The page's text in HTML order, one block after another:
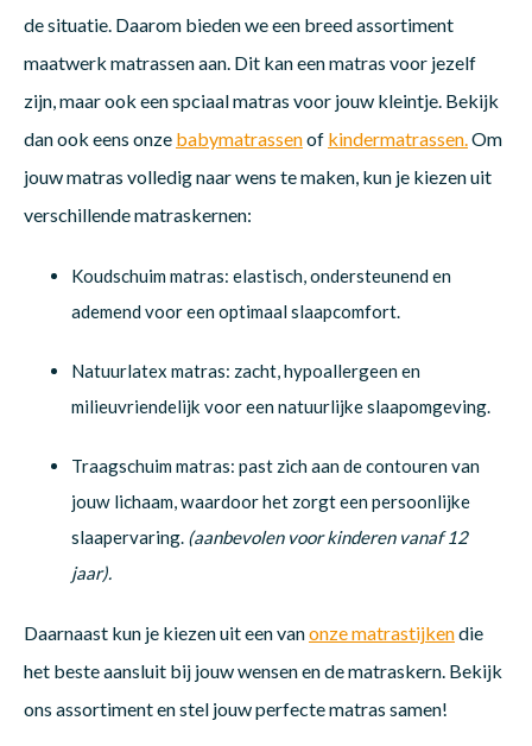
de situatie. Daarom bieden we een breed assortiment
maatwerk matrassen aan. Dit kan een matras voor jezelf
zijn, maar ook een spciaal matras voor jouw kleintje. Bekijk
dan ook eens onze babymatrassenof kindermatrassen.Om
jouw matras volledig naar wens te maken, kun je kiezen uit
verschillende matraskernen:
Koudschuim matras: elastisch, ondersteunend en
ademend voor een optimaal slaapcomfort.
Natuurlatex matras: zacht, hypoallergeen en
milieuvriendelijk voor een natuurlijke slaapomgeving.
Traagschuim matras: past zich aan de contouren van
jouw lichaam, waardoor het zorgt een persoonlijke
slaapervaring. (aanbevolen voor kinderen vanaf 12
jaar).
Daarnaast kun je kiezen uit een vanonze matrastijkendie
het beste aansluit bij jouw wensen en de matraskern. Bekijk
ons assortiment en stel jouw perfecte matras samen!